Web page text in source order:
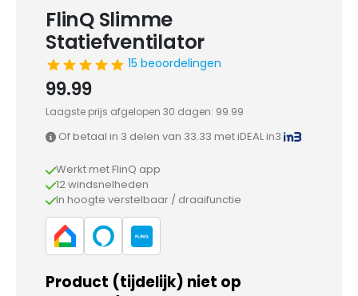
FlinQ Slimme
Statiefventilator
15 beoordelingen
99.99
Laagste prijs afgelopen 30 dagen: 99.99
Of betaal in 3 delen van 33.33 met iDEAL in3
Werkt met FlinQ app
12 windsnelheden
In hoogte verstelbaar / draaifunctie
Product (tijdelijk) niet op